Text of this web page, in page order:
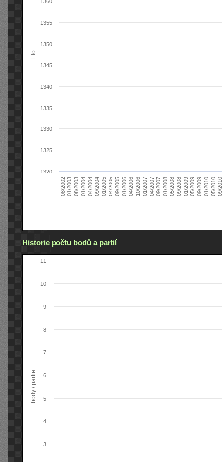
Elo
08/200201/200308/200301/200404/200409/200401/200504/200509/200501/200604/200610/200601/200704/200709/200701/200805/200809/200801/200905/200909/200901/201005/201009/
1320
1325
1330
1335
1340
1345
1350
1355
1360
Historie počtu bodů a partií
body / partie
3
4
5
6
7
8
9
10
11